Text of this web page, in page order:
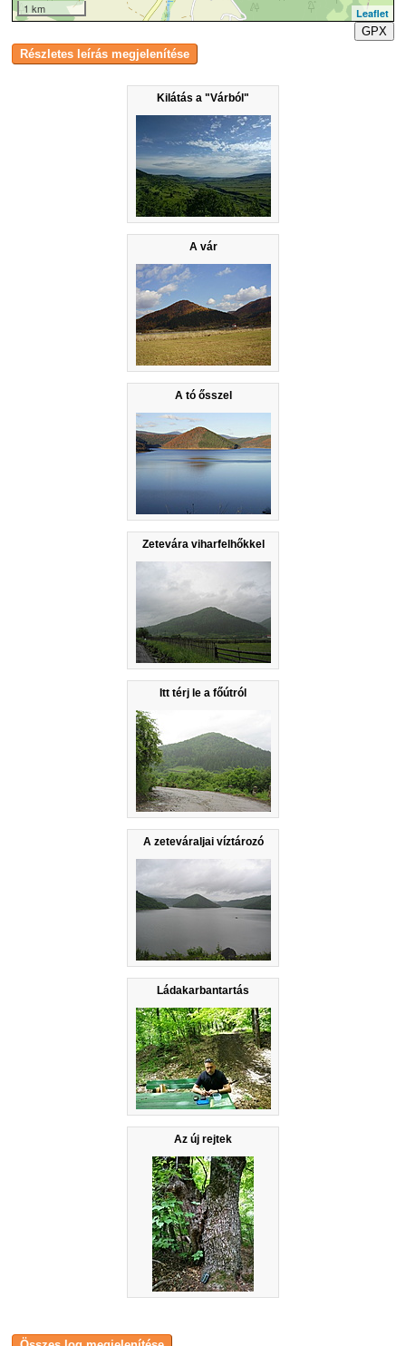
Kilátás a "Várból"
A vár
A tó ősszel
Zetevára viharfelhőkkel
Itt térj le a főútról
A zeteváraljai víztározó
Ládakarbantartás
Az új rejtek
1 km
Leaflet
GPX